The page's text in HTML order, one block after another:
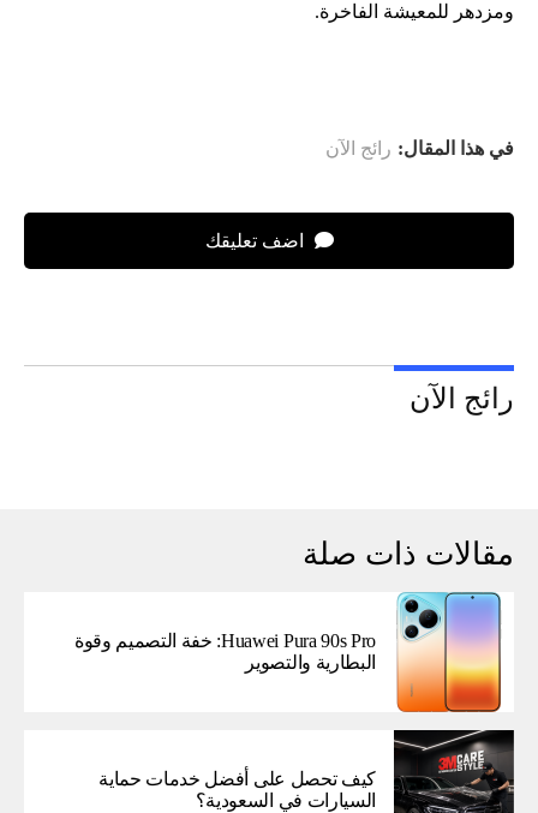
ومزدهر للمعيشة الفاخرة.
في هذا المقال: رائج الآن
اضف تعليقك
رائج الآن
مقالات ذات صلة
Huawei Pura 90s Pro: خفة التصميم وقوة
البطارية والتصوير
كيف تحصل على أفضل خدمات حماية
السيارات في السعودية؟